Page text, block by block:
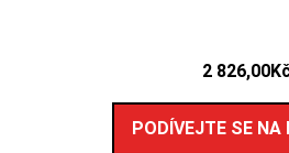
2 826,00
PODÍVEJTE SE NA